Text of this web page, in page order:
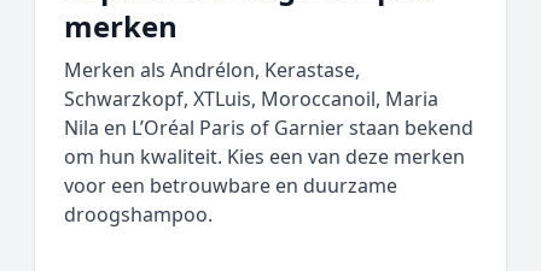
merken
Merken als Andrélon, Kerastase,
Schwarzkopf, XTLuis, Moroccanoil, Maria
Nila en L’Oréal Paris of Garnier staan bekend
om hun kwaliteit. Kies een van deze merken
voor een betrouwbare en duurzame
droogshampoo.